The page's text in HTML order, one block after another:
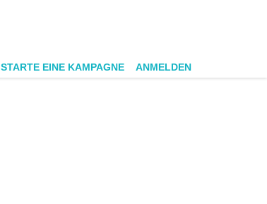
STARTE EINE KAMPAGNE ANMELDEN